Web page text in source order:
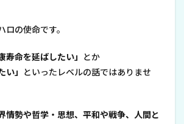
の使命です。
寿命を延ばしたい」
とか
い」
といったレベルの話ではありませ
情勢や哲学・思想、平和や戦争、人間と